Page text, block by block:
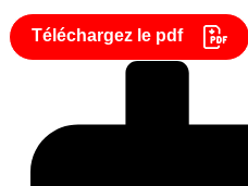
Téléchargez le pdf